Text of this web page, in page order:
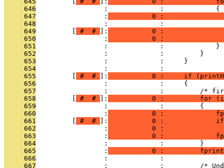
     646
                 :             :             {
     647
                 :
0 :
     648
                 :             :
     649
# # ]:
0 :
     650
                 :
0 :
     651
                 :             :             }
     652
                 :             :         }
     653
                 :             :     }
     654
                 :             :
     655
# # ]:
0 :     if
     656
                 :             :     {
     657
:             :         /*
     658
# # ]:
0 :         for
     659
                 :             :         {
     660
                 :
0 :
     661
# # ]:
0 :
     662
                 :
0 :
     663
                 :
0 :
     664
                 :             :         }
     665
                 :
0 :
     666
                 :             :
     667
:             :         /*